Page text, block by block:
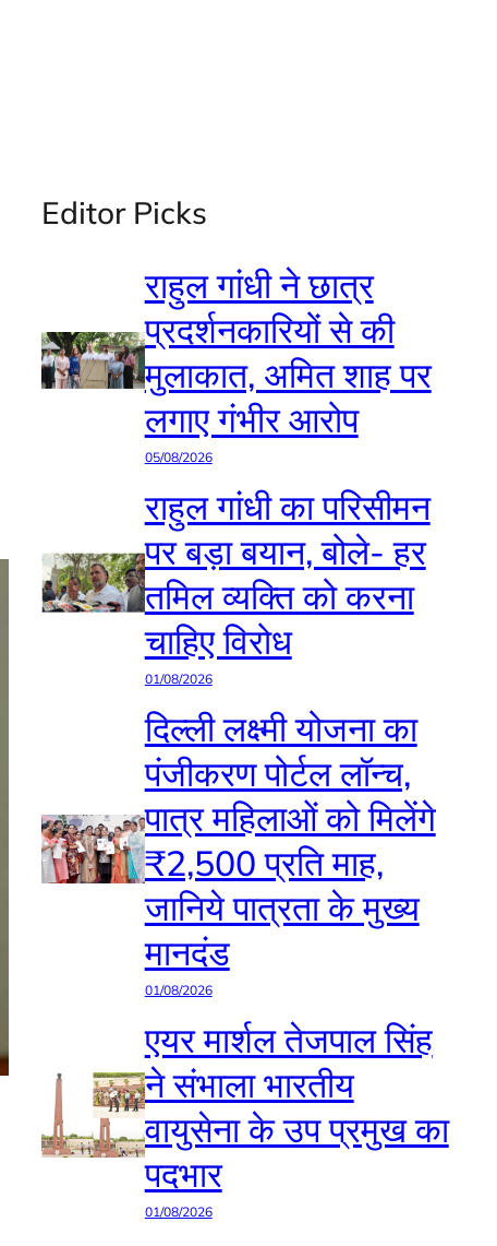
Editor Picks
राहुल गांधी ने छात्र
प्रदर्शनकारियों से की
मुलाकात, अमित शाह पर
लगाए गंभीर आरोप
05/08/2026
राहुल गांधी का परिसीमन
पर बड़ा बयान, बोले- हर
तमिल व्यक्ति को करना
चाहिए विरोध
01/08/2026
दिल्ली लक्ष्मी योजना का
पंजीकरण पोर्टल लॉन्च,
पात्र महिलाओं को मिलेंगे
₹2,500 प्रति माह,
जानिये पात्रता के मुख्य
मानदंड
01/08/2026
एयर मार्शल तेजपाल सिंह
ने संभाला भारतीय
वायुसेना के उप प्रमुख का
पदभार
01/08/2026